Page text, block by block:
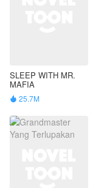
SLEEP WITH MR.
MAFIA
 25.7M